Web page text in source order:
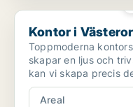
Kontor i Västerort
Kontor i
Toppmoderna
skapar en ljus och
kan vi skapa precis
upp...
Areal